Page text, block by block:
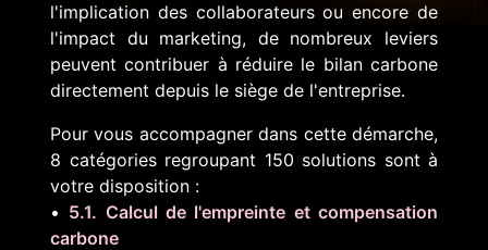
l'implication des collaborateurs ou encore de
l'impact du marketing, de nombreux leviers
peuvent contribuer à réduire le bilan carbone
directement depuis le siège de l'entreprise.
Pour vous accompagner dans cette démarche,
8 catégories regroupant 150 solutions sont à
votre disposition :
• 5.1. Calcul de l'empreinte et compensation
carbone